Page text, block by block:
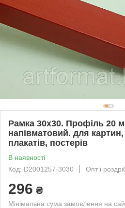
Рамка 30х30. Профіль 20
напівматовий. для
плакатів, постерів
В наявності
Код: D2001257-3030
Опт і
296 ₴
Мінімальна сума замовлення на